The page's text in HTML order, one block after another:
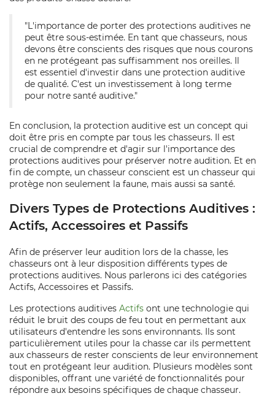
"L'importance de porter des protections auditives ne
peut être sous-estimée. En tant que chasseurs, nous
devons être conscients des risques que nous courons
en ne protégeant pas suffisamment nos oreilles. Il
est essentiel d'investir dans une protection auditive
de qualité. C'est un investissement à long terme
pour notre santé auditive."
En conclusion, la protection auditive est un concept qui
doit être pris en compte par tous les chasseurs. Il est
crucial de comprendre et d'agir sur l'importance des
protections auditives pour préserver notre audition. Et en
fin de compte, un chasseur conscient est un chasseur qui
protège non seulement la faune, mais aussi sa santé.
Divers Types de Protections Auditives :
Actifs, Accessoires et Passifs
Afin de préserver leur audition lors de la chasse, les
chasseurs ont à leur disposition différents types de
protections auditives. Nous parlerons ici des catégories
Actifs, Accessoires et Passifs.
Les protections auditives Actifs ont une technologie qui
réduit le bruit des coups de feu tout en permettant aux
utilisateurs d'entendre les sons environnants. Ils sont
particulièrement utiles pour la chasse car ils permettent
aux chasseurs de rester conscients de leur environnement
tout en protégeant leur audition. Plusieurs modèles sont
disponibles, offrant une variété de fonctionnalités pour
répondre aux besoins spécifiques de chaque chasseur.